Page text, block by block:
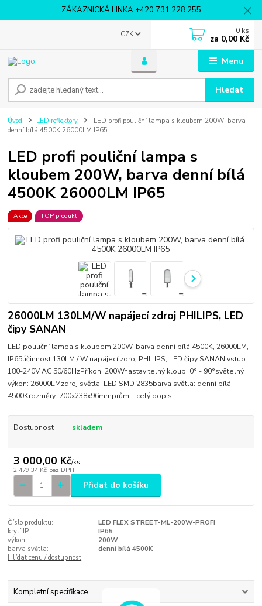
ZÁKAZNICKÁ LINKA +420 731 228 255
Menu
CZK
Hledat
0 ks
za 0,00 Kč
Úvod LED reflektory
LED profi pouliční lampa s kloubem 200W, barva
denní bílá 4500K 26000LM IP65
LED profi pouliční lampa s
kloubem 200W, barva denní bílá
4500K 26000LM IP65
Akce TOP produkt
26000LM 130LM/W napájecí zdroj PHILIPS, LED
čipy SANAN
LED pouliční lampa s kloubem 200W, barva denní bílá 4500K, 26000LM,
IP65účinnost 130LM / W napájecí zdroj PHILIPS, LED čipy SANAN vstup:
180-240V AC 50/60HzPříkon: 200Wnastavitelný kloub: 0° - 90°světelný
výkon: 26000LMzdroj světla: LED SMD 2835barva světla: denní bílá
4500Krozměry: 700x238x96mmprům... celý popis
Dostupnost skladem
3 000,00 Kč/ks
2 479,34 Kč bez DPH
Přidat do košíku
Číslo produktu:
LED FLEX STREET-ML-200W-PROFI
krytí IP:
IP65
výkon:
200W
barva světla:
denní bílá 4500K
Hlídat cenu / dostupnost
Kompletní specifikace